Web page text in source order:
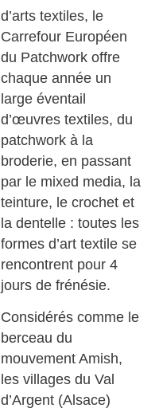
d’arts textiles, le
Carrefour Européen
du Patchwork offre
chaque année un
large éventail
d’œuvres textiles, du
patchwork à la
broderie, en passant
par le mixed media, la
teinture, le crochet et
la dentelle : toutes les
formes d’art textile se
rencontrent pour 4
jours de frénésie.
Considérés comme le
berceau du
mouvement Amish,
les villages du Val
d’Argent (Alsace)